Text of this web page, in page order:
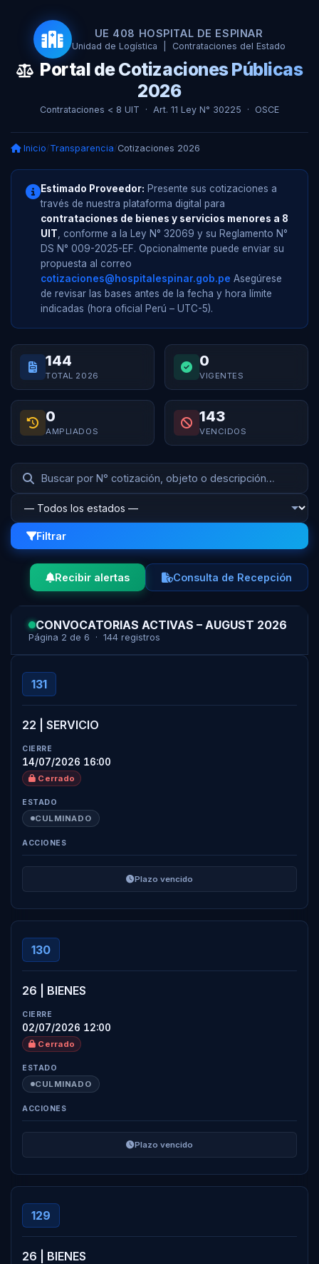
UE 408 HOSPITAL DE ESPINAR
Unidad de Logística | Contrataciones del Estado
Portal de Cotizaciones Públicas
2026
Contrataciones < 8 UIT · Art. 11 Ley N° 30225 · OSCE
Inicio/Transparencia/Cotizaciones 2026
Estimado Proveedor: Presente sus cotizaciones a
través de nuestra plataforma digital para
contrataciones de bienes y servicios menores a 8
UIT , conforme a la Ley N° 32069 y su Reglamento N°
DS N° 009-2025-EF. Opcionalmente puede enviar su
propuesta al correo
cotizaciones@hospitalespinar.gob.pe Asegúrese
de revisar las bases antes de la fecha y hora límite
indicadas (hora oficial Perú – UTC-5).
144
TOTAL 2026
0
VIGENTES
0
AMPLIADOS
143
VENCIDOS
Filtrar
Recibir alertas Consulta de Recepción
CONVOCATORIAS ACTIVAS – AUGUST 2026
Página 2 de 6 · 144 registros
131
22 | SERVICIO
14/07/2026 16:00
Cerrado
CULMINADO
Plazo vencido
130
26 | BIENES
02/07/2026 12:00
Cerrado
CULMINADO
Plazo vencido
129
26 | BIENES